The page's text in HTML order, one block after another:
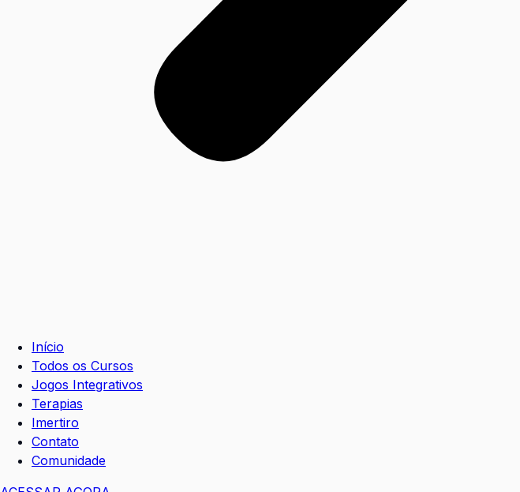
Início
Todos os Cursos
Jogos Integrativos
Terapias
Imertiro
Contato
Comunidade